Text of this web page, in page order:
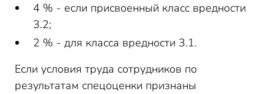
4 % - если присвоенный класс вредности
3.2;
2 % - для класса вредности 3.1.
Если условия труда сотрудников по
результатам спецоценки признаны